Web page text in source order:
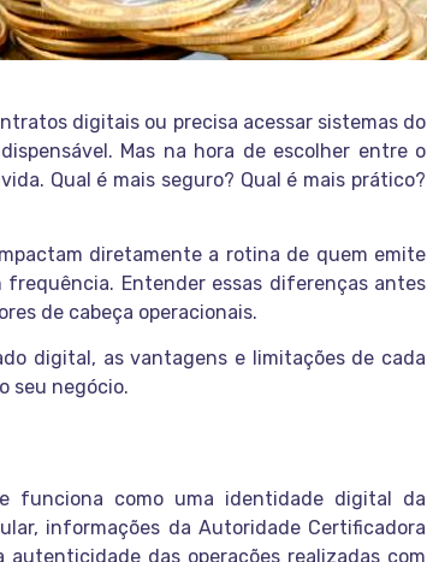
digitais ou precisa acessar sistemas do
Mas na hora de escolher entre o
Qual é mais seguro? Qual é mais prático?
diretamente a rotina de quem emite
Entender essas diferenças antes
de cabeça operacionais.
digital, as vantagens e limitações de cada
seu negócio.
funciona como uma identidade digital da
informações da Autoridade Certificadora
das operações realizadas com